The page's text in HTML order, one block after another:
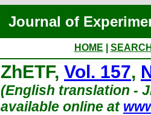
Journal of
HOME
ZhETF, Vol. 157,
(English translation -
available online at